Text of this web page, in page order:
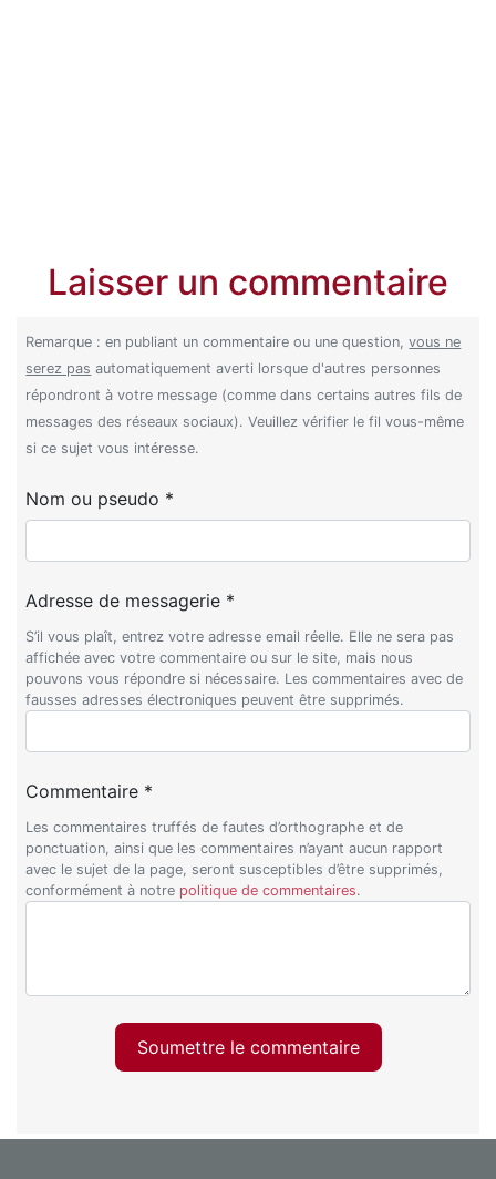
Laisser un commentaire
Remarque : en publiant un commentaire ou une question,vous ne
serez pas automatiquement averti lorsque d'autres personnes
répondront à votre message (comme dans certains autres fils de
messages des réseaux sociaux). Veuillez vérifier le fil vous-même
si ce sujet vous intéresse.
Nom ou pseudo *
Adresse de messagerie *
S’il vous plaît, entrez votre adresse email réelle. Elle ne sera pas
affichée avec votre commentaire ou sur le site, mais nous
pouvons vous répondre si nécessaire. Les commentaires avec de
fausses adresses électroniques peuvent être supprimés.
Commentaire *
Les commentaires truffés de fautes d’orthographe et de
ponctuation, ainsi que les commentaires n’ayant aucun rapport
avec le sujet de la page, seront susceptibles d’être supprimés,
conformément à notre politique de commentaires.
Soumettre le commentaire